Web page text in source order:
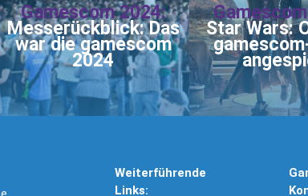
Gamescom 2024:
Messerückblick: Das
war die gamescom
2024
Star Wars:
Weiterführende
Links: